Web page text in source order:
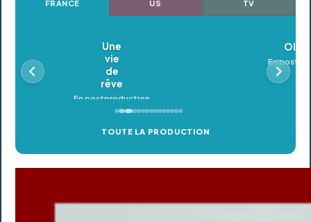
FRANCE US TV
Oldeupe
En postproduction
TOUTE LA PRODUCTION